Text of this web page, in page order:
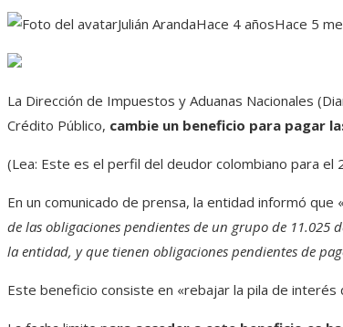
Julián ArandaHace 4 añosHace 5
La Dirección de Impuestos y Aduanas Nacionales
Crédito Público, cambie un beneficio para pagar
(Lea: Este es el perfil del deudor colombiano para el
En un comunicado de prensa, la entidad informó que
de las obligaciones pendientes de un grupo de 11.025
la entidad, y que tienen obligaciones pendientes de
Este beneficio consiste en «rebajar la pila de interés